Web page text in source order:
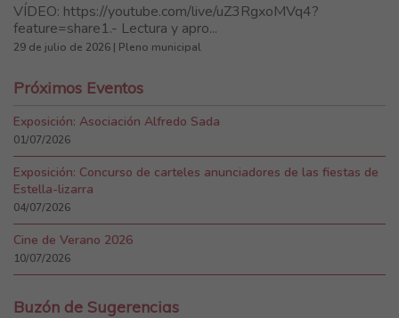
VÍDEO: https://youtube.com/live/uZ3RgxoMVq4?
feature=share1.- Lectura y apro...
29 de julio de 2026 | Pleno municipal
Próximos Eventos
Exposición: Asociación Alfredo Sada
01/07/2026
Exposición: Concurso de carteles anunciadores de las fiestas de
Estella-lizarra
04/07/2026
Cine de Verano 2026
10/07/2026
Buzón de Sugerencias